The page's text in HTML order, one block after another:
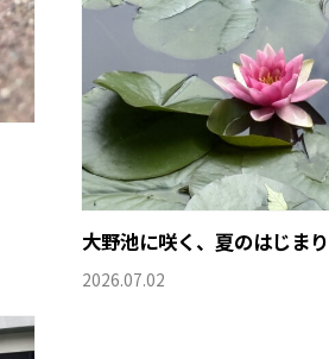
大野池に咲く、夏のはじまり
2026.07.02